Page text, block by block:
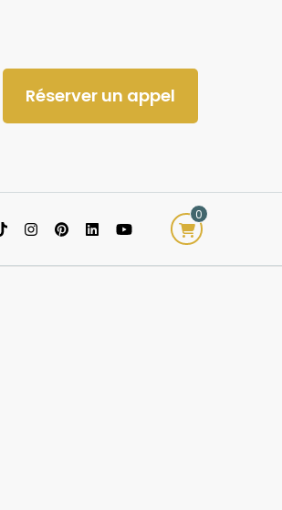
Réserver un appel
0